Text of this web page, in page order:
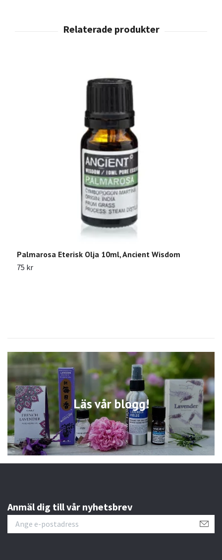
Läs vår blogg!
Palmarosa Eterisk Olja 10ml, Ancient Wisdom
75 kr
Anmäl dig till vår nyhetsbrev